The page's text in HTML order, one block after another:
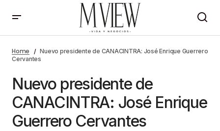
Guerrero Cervantes
Home
Nuevo presidente de CANACINTRA: José Enrique Guerrero
Cervantes
Nuevo presidente de
CANACINTRA: José Enrique
Guerrero Cervantes